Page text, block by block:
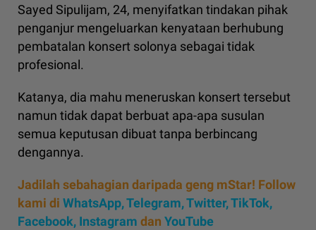
Sayed Sipulijam, 24, menyifatkan tindakan pihak
penganjur mengeluarkan kenyataan berhubung
pembatalan konsert solonya sebagai tidak
profesional.
Katanya, dia mahu meneruskan konsert tersebut
namun tidak dapat berbuat apa-apa susulan
semua keputusan dibuat tanpa berbincang
dengannya.
Jadilah sebahagian daripada geng mStar! Follow
kami di WhatsApp,Telegram,Twitter,TikTok,
Facebook, Instagram dan YouTube